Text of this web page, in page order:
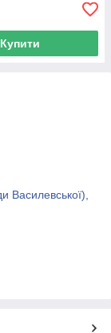
Купити
Василевської),